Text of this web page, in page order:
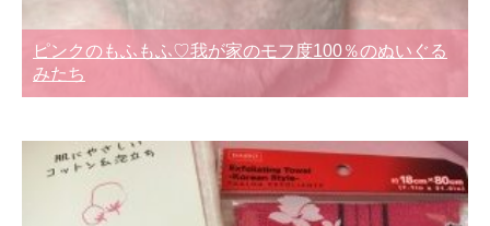
ピンクのもふもふ♡我が家のモフ度100％のぬいぐる
みたち